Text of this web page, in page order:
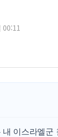
00:11
이스라엘